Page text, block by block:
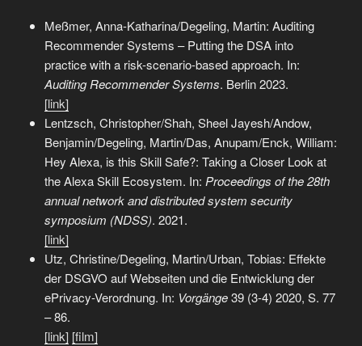
Meßmer, Anna-Katharina/Degeling, Martin: Auditing
Recommender Systems – Putting the DSA into
practice with a risk-scenario-based approach. In:
Auditing Recommender Systems. Berlin 2023.
[link]
Lentzsch, Christopher/Shah, Sheel Jayesh/Andow,
Benjamin/Degeling, Martin/Das, Anupam/Enck, William:
Hey Alexa, is this Skill Safe?: Taking a Closer Look at
the Alexa Skill Ecosystem. In: Proceedings of the 28th
annual network and distributed system security
symposium (NDSS). 2021.
[link]
Utz, Christine/Degeling, Martin/Urban, Tobias: Effekte
der DSGVO auf Webseiten und die Entwick­lung der
ePriva­cy-­Ver­ord­nung. In: Vorgänge39 (3-4) 2020, S. 77
– 86.
[link] [film]